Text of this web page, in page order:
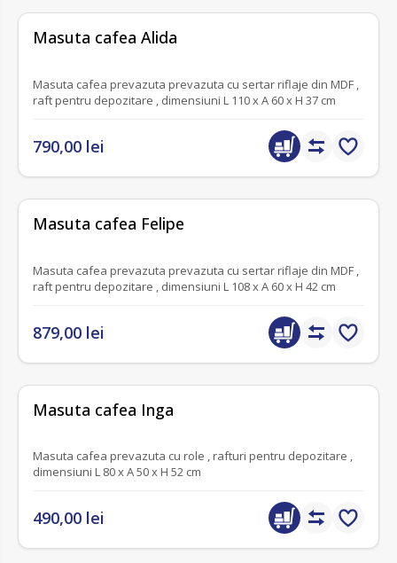
Masuta cafea Alida
Masuta cafea prevazuta prevazuta cu sertar riflaje din MDF ,
raft pentru depozitare , dimensiuni L 110 x A 60 x H 37 cm
790,00 lei
Masuta cafea Felipe
Masuta cafea prevazuta prevazuta cu sertar riflaje din MDF ,
raft pentru depozitare , dimensiuni L 108 x A 60 x H 42 cm
879,00 lei
Masuta cafea Inga
Masuta cafea prevazuta cu role , rafturi pentru depozitare ,
dimensiuni L 80 x A 50 x H 52 cm
490,00 lei